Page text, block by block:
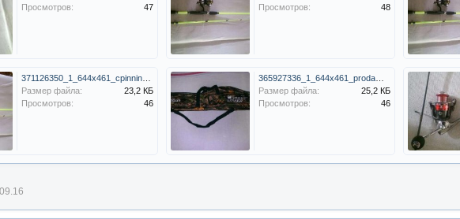
Просмотров:
47
Просмотров:
48
371126350_1_644x461_cpinningovoe-udilische-5-25g-24m-katushka-8-1-podshypnikov-vinnitsa.jpg
Размер файла:
23,2 КБ
Просмотров:
46
365927336_1_644x461_prodam-karpovyy-spinning-3-m-katushka-7-1b-btr-snast-vinnitsa_rev002.jpg
Размер файла:
25,2 КБ
Просмотров:
46